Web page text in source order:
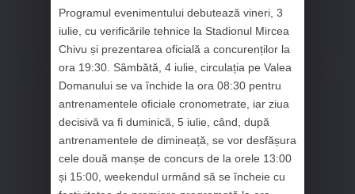
Programul evenimentului debutează vineri, 3
iulie, cu verificările tehnice la Stadionul Mircea
Chivu și prezentarea oficială a concurenților la
ora 19:30. Sâmbătă, 4 iulie, circulația pe Valea
Domanului se va închide la ora 08:30 pentru
antrenamentele oficiale cronometrate, iar ziua
decisivă va fi duminică, 5 iulie, când, după
antrenamentele de dimineață, se vor desfășura
cele două manșe de concurs de la orele 13:00
și 15:00, weekendul urmând să se încheie cu